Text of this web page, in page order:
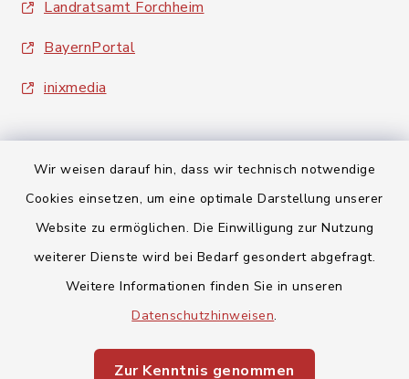
Wir weisen darauf hin, dass wir technisch notwendige
Cookies einsetzen, um eine optimale Darstellung unserer
Website zu ermöglichen. Die Einwilligung zur Nutzung
weiterer Dienste wird bei Bedarf gesondert abgefragt.
Weitere Informationen finden Sie in unseren
Datenschutzhinweisen.
Zur Kenntnis genommen
Landratsamt Forchheim
BayernPortal
inixmedia
Kontakt
Barrierefreiheit
Datenschutz
Impressum